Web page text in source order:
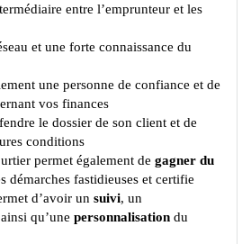
entre l’emprunteur et les
et une forte connaissance du
une personne de confiance et de
vos finances
le dossier de son client et de
conditions
permet également de gagner du
démarches fastidieuses et certifie
d’avoir un suivi, un
ainsi qu’une personnalisation du